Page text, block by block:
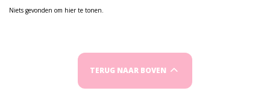
Niets gevonden om hier te tonen.
TERUG NAAR BOVEN